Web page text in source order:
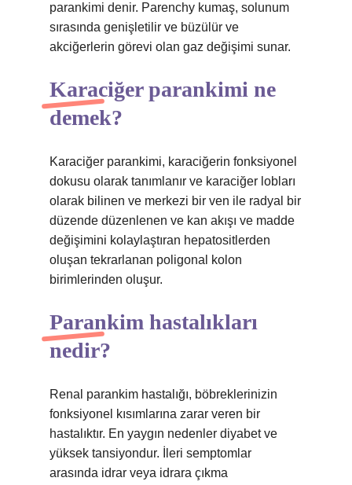
parankimi denir. Parenchy kumaş, solunum
sırasında genişletilir ve büzülür ve
akciğerlerin görevi olan gaz değişimi sunar.
Karaciğer parankimi ne
demek?
Karaciğer parankimi, karaciğerin fonksiyonel
dokusu olarak tanımlanır ve karaciğer lobları
olarak bilinen ve merkezi bir ven ile radyal bir
düzende düzenlenen ve kan akışı ve madde
değişimini kolaylaştıran hepatositlerden
oluşan tekrarlanan poligonal kolon
birimlerinden oluşur.
Parankim hastalıkları
nedir?
Renal parankim hastalığı, böbreklerinizin
fonksiyonel kısımlarına zarar veren bir
hastalıktır. En yaygın nedenler diyabet ve
yüksek tansiyondur. İleri semptomlar
arasında idrar veya idrara çıkma